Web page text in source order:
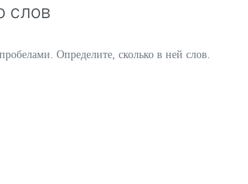
слов
Определите, сколько в ней слов.